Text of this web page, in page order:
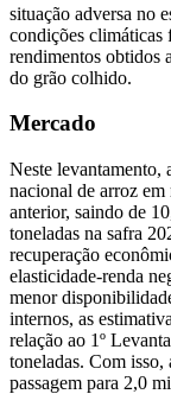
situação adversa no
condições
rendimentos obtidos
do grão colhido.
Mercado
Neste levantamento,
nacional de arroz
anterior, saindo de
toneladas na safra
recuperação
elasticidade-renda
menor
internos, as
relação ao 1º
toneladas. Com isso,
passagem para 2,0